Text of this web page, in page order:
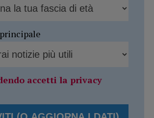
accetti la privacy